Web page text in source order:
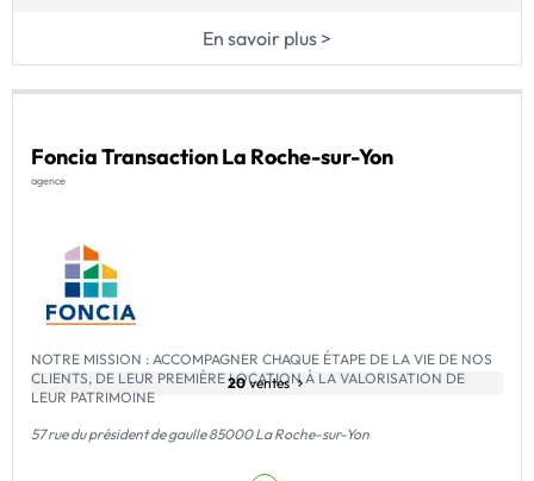
En savoir plus >
Foncia Transaction La Roche-sur-Yon
agence
NOTRE MISSION : ACCOMPAGNER CHAQUE ÉTAPE DE LA VIE DE NOS
CLIENTS, DE LEUR PREMIÈRE LOCATION À LA VALORISATION DE
LEUR PATRIMOINE
20ventes
57 rue du président de gaulle 85000 La Roche-sur-Yon